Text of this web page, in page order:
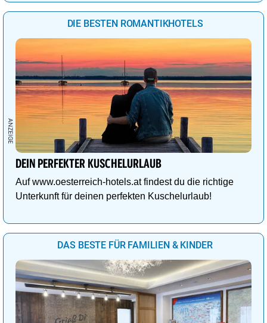
DIE BESTEN ROMANTIKHOTELS
DEIN PERFEKTER KUSCHELURLAUB
Auf www.oesterreich-hotels.at findest du die richtige
Unterkunft für deinen perfekten Kuschelurlaub!
DAS BESTE FÜR FAMILIEN & KINDER